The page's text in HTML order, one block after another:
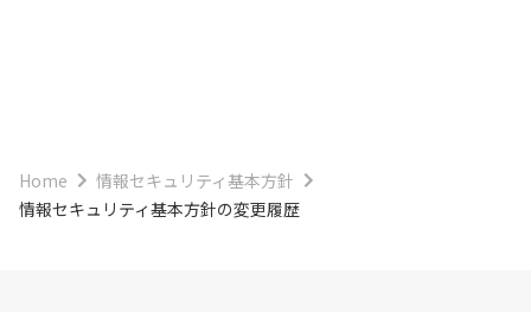
Home
情報セキュリティ基本方針
情報セキュリティ基本方針の変更履歴